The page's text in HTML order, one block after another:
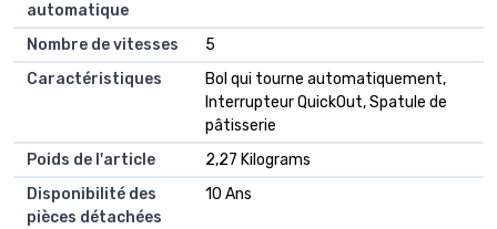
automatique
Nombre de vitesses
‎5
Caractéristiques
‎Bol qui tourne automatiquement,
Interrupteur QuickOut, Spatule de
pâtisserie
Poids de l'article
‎2,27 Kilograms
Disponibilité des
pièces détachées
‎10 Ans